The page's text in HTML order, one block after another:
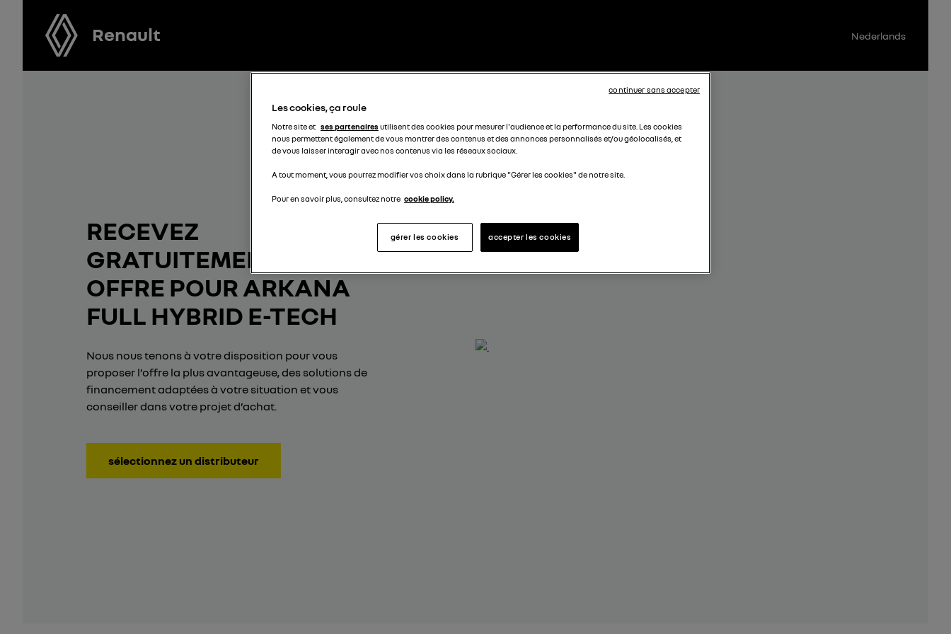
Renault Nederlands
RECEVEZ
GRATUITEMENT VOTRE
OFFRE POUR ARKANA
FULL HYBRID E-TECH
Nous nous tenons à votre disposition pour vous
proposer l’offre la plus avantageuse, des solutions de
financement adaptées à votre situation et vous
conseiller dans votre projet d’achat.
sélectionnez un distributeur
Les cookies, ça roule
Notre site et ses partenairesutilisent des cookies pour mesurer l'audience et la performance du site. Les cookies
nous permettent également de vous montrer des contenus et des annonces personnalisés et/ou géolocalisés, et
de vous laisser interagir avec nos contenus via les réseaux sociaux.
A tout moment, vous pourrez modifier vos choix dans la rubrique "Gérer les cookies" de notre site.
Pour en savoir plus, consultez notre cookie policy.
accepter les cookies
gérer les cookies
continuer sans accepter